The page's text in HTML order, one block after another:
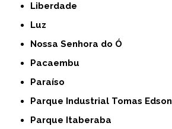
Liberdade
Luz
Nossa Senhora do Ó
Pacaembu
Paraíso
Parque Industrial Tomas Edson
Parque Itaberaba